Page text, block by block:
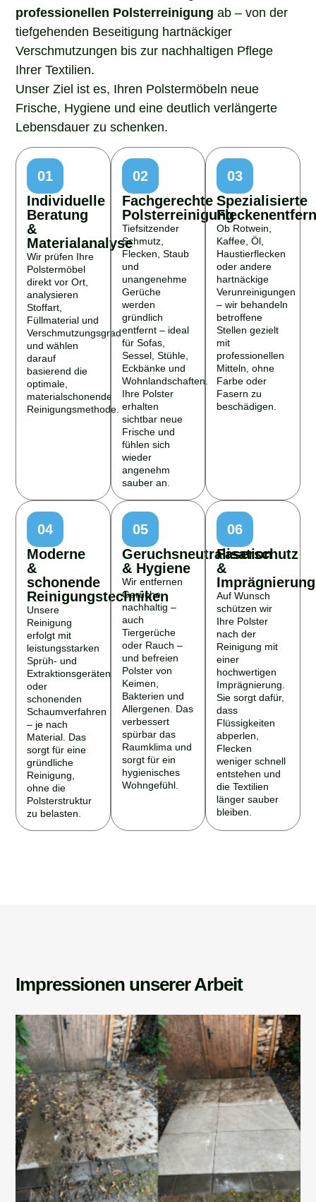
professionellen Polsterreinigung ab – von der
tiefgehenden Beseitigung hartnäckiger
Verschmutzungen bis zur nachhaltigen Pflege
Ihrer Textilien.
Unser Ziel ist es, Ihren Polstermöbeln neue
Frische, Hygiene und eine deutlich verlängerte
Lebensdauer zu schenken.
01
Individuelle
Beratung
&
Materialanalyse
Wir prüfen Ihre
Polstermöbel
direkt vor Ort,
analysieren
Stoffart,
Füllmaterial und
Verschmutzungsgrad
und wählen
darauf
basierend die
optimale,
materialschonende
Reinigungsmethode.
02
Fachgerechte
Polsterreinigung
Tiefsitzender
Schmutz,
Flecken, Staub
und
unangenehme
Gerüche
werden
gründlich
entfernt – ideal
für Sofas,
Sessel, Stühle,
Eckbänke und
Wohnlandschaften.
Ihre Polster
erhalten
sichtbar neue
Frische und
fühlen sich
wieder
angenehm
sauber an.
03
Spezialisierte
Ob Rotwein,
Kaffee, Öl,
Haustierflecken
oder andere
hartnäckige
Verunreinigungen
– wir behandeln
betroffene
Stellen gezielt
mit
professionellen
Mitteln, ohne
Farbe oder
Fasern zu
beschädigen.
04
Moderne
&
schonende
Reinigungstechniken
Unsere
Reinigung
erfolgt mit
leistungsstarken
Sprüh- und
Extraktionsgeräten
oder
schonenden
Schaumverfahren
– je nach
Material. Das
sorgt für eine
gründliche
Reinigung,
ohne die
Polsterstruktur
zu belasten.
05
Geruchsneutralisation
& Hygiene
Wir entfernen
Gerüche
nachhaltig –
auch
Tiergerüche
oder Rauch –
und befreien
Polster von
Keimen,
Bakterien und
Allergenen. Das
verbessert
spürbar das
Raumklima und
sorgt für ein
hygienisches
Wohngefühl.
06
Faserschutz
&
Imprägnierung
Auf Wunsch
schützen wir
Ihre Polster
nach der
Reinigung mit
einer
hochwertigen
Imprägnierung.
Sie sorgt dafür,
dass
Flüssigkeiten
abperlen,
Flecken
weniger schnell
entstehen und
die Textilien
länger sauber
bleiben.
Impressionen unserer Arbeit